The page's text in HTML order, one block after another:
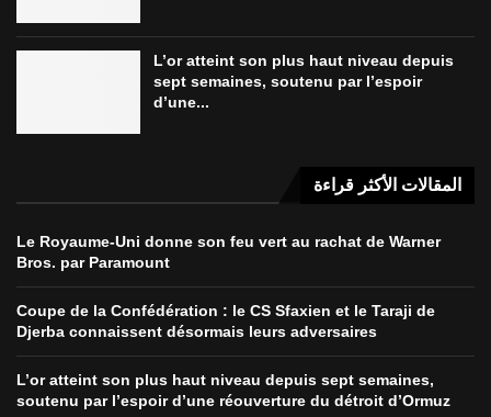
L’or atteint son plus haut niveau depuis
sept semaines, soutenu par l’espoir
d’une...
المقالات الأكثر قراءة
Le Royaume-Uni donne son feu vert au rachat de Warner
Bros. par Paramount
Coupe de la Confédération : le CS Sfaxien et le Taraji de
Djerba connaissent désormais leurs adversaires
L’or atteint son plus haut niveau depuis sept semaines,
soutenu par l’espoir d’une réouverture du détroit d’Ormuz